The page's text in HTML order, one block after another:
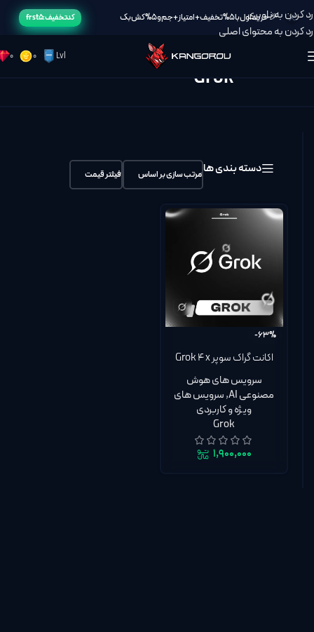
🎉خرید اول با 5% تخفیف + امتیاز + جم و 5% کش بک کد تخفیف: frst5
رد کردن به ناوبری
رد کردن به محتوای اصلی
0 0 Lvl
Grok
دسته بندی هامرتب سازی بر اساس فیلتر قیمت
-63%
اکانت گراک سوپر Grok 4 x
Super AI + SuperGrok
Heavy | گارانتی 30 روز
کامل
سرویس های هوش
مصنوعی AI
,سرویس های
ویژه و کاربردی
Grok
۱,۹۰۰,۰۰۰